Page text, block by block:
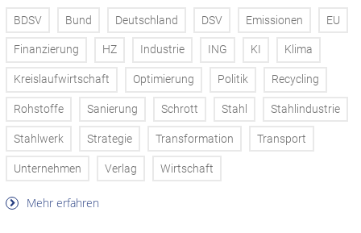
BDSV Bund Deutschland DSV Emissionen EU
Finanzierung HZ Industrie ING KI Klima
Kreislaufwirtschaft Optimierung Politik Recycling
Rohstoffe Sanierung Schrott Stahl Stahlindustrie
Stahlwerk Strategie Transformation Transport
Unternehmen Verlag Wirtschaft
Mehr erfahren